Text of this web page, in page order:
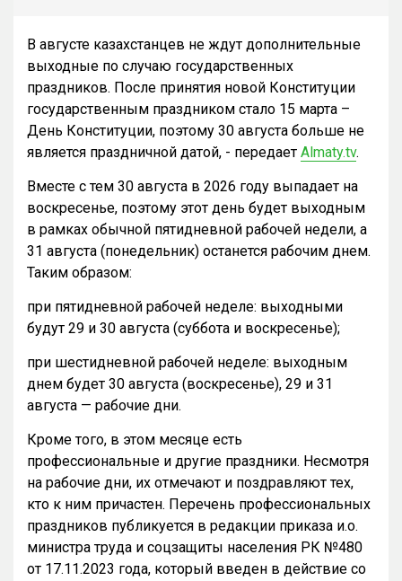
В августе казахстанцев не ждут дополнительные
выходные по случаю государственных
праздников. После принятия новой Конституции
государственным праздником стало 15 марта –
День Конституции, поэтому 30 августа больше не
является праздничной датой, - передает Almaty.tv.
Вместе с тем 30 августа в 2026 году выпадает на
воскресенье, поэтому этот день будет выходным
в рамках обычной пятидневной рабочей недели, а
31 августа (понедельник) останется рабочим днем.
Таким образом:
при пятидневной рабочей неделе: выходными
будут 29 и 30 августа (суббота и воскресенье);
при шестидневной рабочей неделе: выходным
днем будет 30 августа (воскресенье), 29 и 31
августа — рабочие дни.
Кроме того, в этом месяце есть
профессиональные и другие праздники. Несмотря
на рабочие дни, их отмечают и поздравляют тех,
кто к ним причастен. Перечень профессиональных
праздников публикуется в редакции приказа и.о.
министра труда и соцзащиты населения РК №480
от 17.11.2023 года, который введен в действие со